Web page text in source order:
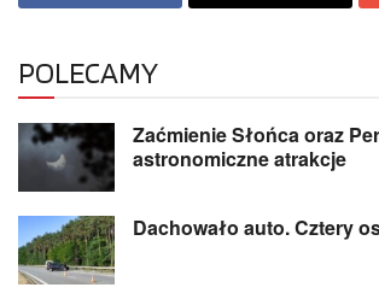
POLECAMY
Zaćmienie Słońca oraz
astronomiczne atrakcje
Dachowało auto. Cztery